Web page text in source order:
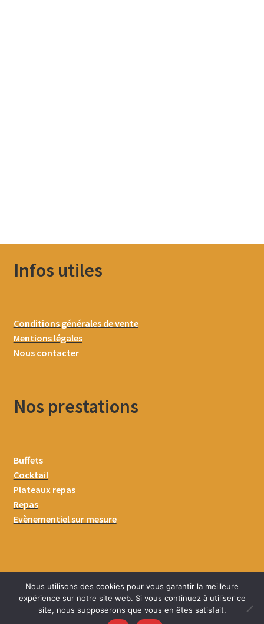
Infos utiles
Conditions générales de vente
Mentions légales
Nous contacter
Nos prestations
Buffets
Cocktail
Plateaux repas
Repas
Evènementiel sur mesure
Nous utilisons des cookies pour vous garantir la meilleure
expérience sur notre site web. Si vous continuez à utiliser ce
site, nous supposerons que vous en êtes satisfait.